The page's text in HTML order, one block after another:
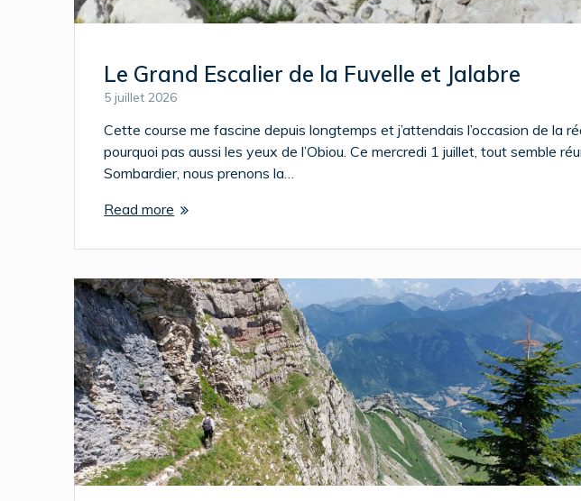
Le Grand Escalier de la Fuvelle et Jalabre
5 juillet 2026
Cette course me fascine depuis longtemps et j’attendais l’occasion de la
pourquoi pas aussi les yeux de l’Obiou. Ce mercredi 1 juillet, tout semble
Sombardier, nous prenons la…
Read more